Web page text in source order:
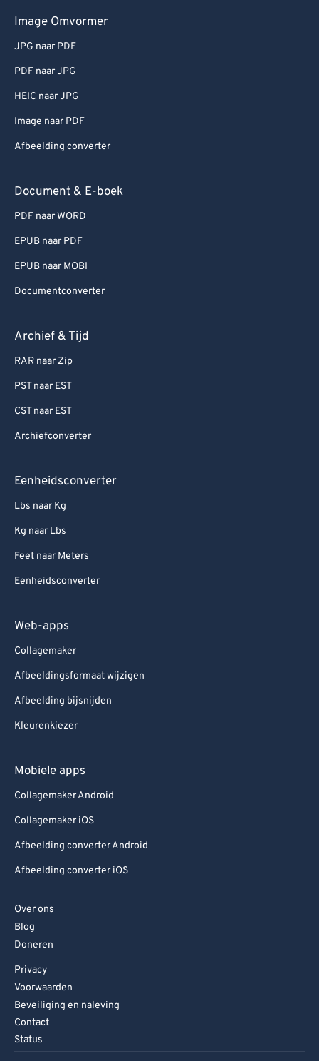
Image Omvormer
JPG naar PDF
PDF naar JPG
HEIC naar JPG
Image naar PDF
Afbeelding converter
Document & E-boek
PDF naar WORD
EPUB naar PDF
EPUB naar MOBI
Documentconverter
Archief & Tijd
RAR naar Zip
PST naar EST
CST naar EST
Archiefconverter
Eenheidsconverter
Lbs naar Kg
Kg naar Lbs
Feet naar Meters
Eenheidsconverter
Web-apps
Collagemaker
Afbeeldingsformaat wijzigen
Afbeelding bijsnijden
Kleurenkiezer
Mobiele apps
Collagemaker Android
Collagemaker iOS
Afbeelding converter Android
Afbeelding converter iOS
Over ons
Blog
Doneren
Privacy
Voorwaarden
Beveiliging en naleving
Contact
Status